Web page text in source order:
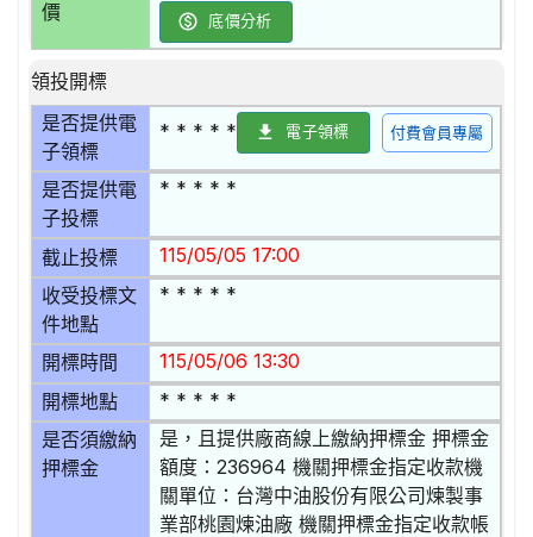
價
底價分析
領投開標
是否提供電
子領標
* * * * * 電子領標 付費會員專屬
是否提供電
子投標
* * * * *
截止投標 115/05/05 17:00
收受投標文
件地點
* * * * *
開標時間 115/05/06 13:30
開標地點 * * * * *
是否須繳納
押標金
是，且提供廠商線上繳納押標金 押標金
額度：236964 機關押標金指定收款機
關單位：台灣中油股份有限公司煉製事
業部桃園煉油廠 機關押標金指定收款帳